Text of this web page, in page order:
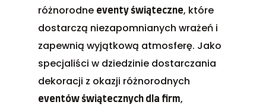
różnorodne eventy świąteczne, które
dostarczą niezapomnianych wrażeń i
zapewnią wyjątkową atmosferę. Jako
specjaliści w dziedzinie dostarczania
dekoracji z okazji różnorodnych
eventów świątecznych dla firm,